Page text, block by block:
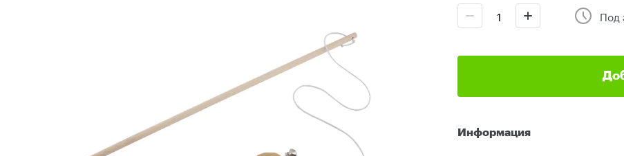
Под
Информация